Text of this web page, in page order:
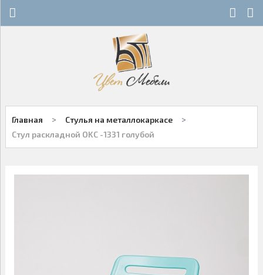
КОНТАКТЫ
Многоканальный
09.00-18.00
ДЕРЕВЯННЫЕ СТОЛЫ
ОБЕДЕННЫЕ ГРУППЫ
СТУЛЬЯ НА МЕТАЛЛОКАРКАСЕ
ДЕРЕВЯННЫЕ СТУЛЬЯ
Главная > Стулья на металлокаркасе >
Стул раскладной OKC -1331 голубой